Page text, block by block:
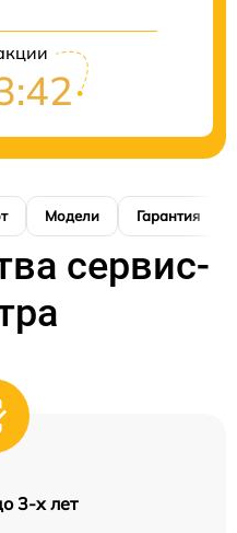
Модели Гарантия
сервис-
3-х лет